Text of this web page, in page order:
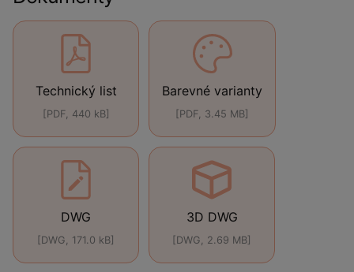
Technický list
[PDF, 440 kB]
Barevné varianty
[PDF, 3.45 MB]
DWG
[DWG, 171.0 kB]
3D DWG
[DWG, 2.69 MB]